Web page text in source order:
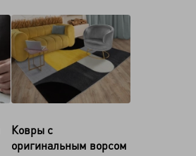
Ковры с
оригинальным ворсом